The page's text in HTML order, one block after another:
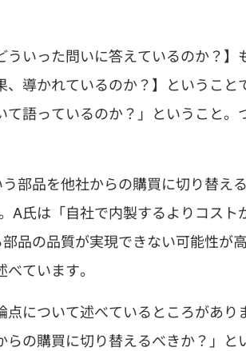
ういった問いに答えているのか？】
導かれているのか？】ということ
語っているのか？」ということ。
部品を他社からの購買に切り替える
A氏は「自社で内製するよりコスト
品の品質が実現できない可能性が高
ています。
について述べているところがあり
の購買に切り替えるべきか？」と